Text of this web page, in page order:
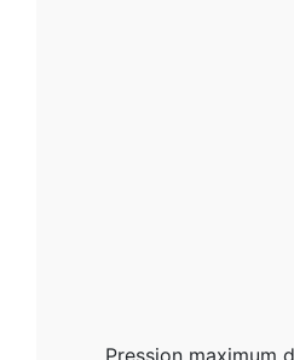
Pression maximum